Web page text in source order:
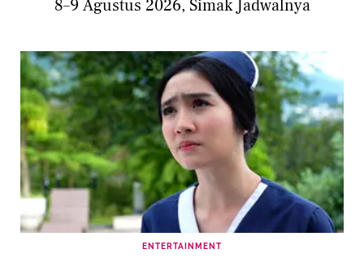
8–9 Agustus 2026, Simak Jadwalnya
ENTERTAINMENT